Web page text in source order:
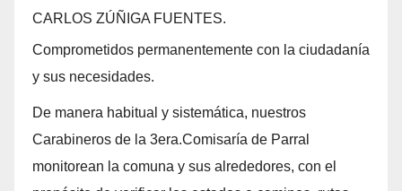
CARLOS ZÚÑIGA FUENTES.
Comprometidos permanentemente con la ciudadanía
y sus necesidades.
De manera habitual y sistemática, nuestros
Carabineros de la 3era.Comisaría de Parral
monitorean la comuna y sus alrededores, con el